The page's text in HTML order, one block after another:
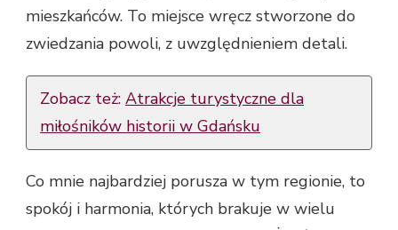
mieszkańców. To miejsce wręcz stworzone do
zwiedzania powoli, z uwzględnieniem detali.
Zobacz też: Atrakcje turystyczne dla
miłośników historii w Gdańsku
Co mnie najbardziej porusza w tym regionie, to
spokój i harmonia, których brakuje w wielu